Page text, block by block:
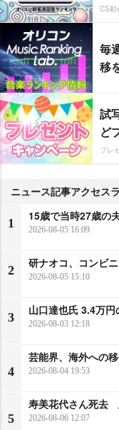
CS動
毎
移
試
ど
プレ
ニュース記事アクセス
1
15歳で当時27歳の
2026-08-05 16:09
2
研ナオコ、コンビ
2026-08-05 15:10
3
山口達也氏 3.4万
2026-08-03 12:18
4
芸能界、海外への
2026-08-04 19:53
5
寿美花代さん死去
2026-08-06 12:07